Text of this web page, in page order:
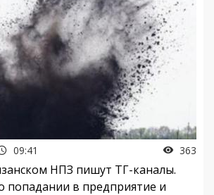
09:41 363
НПЗ пишут ТГ-каналы.
попадании в предприятие и